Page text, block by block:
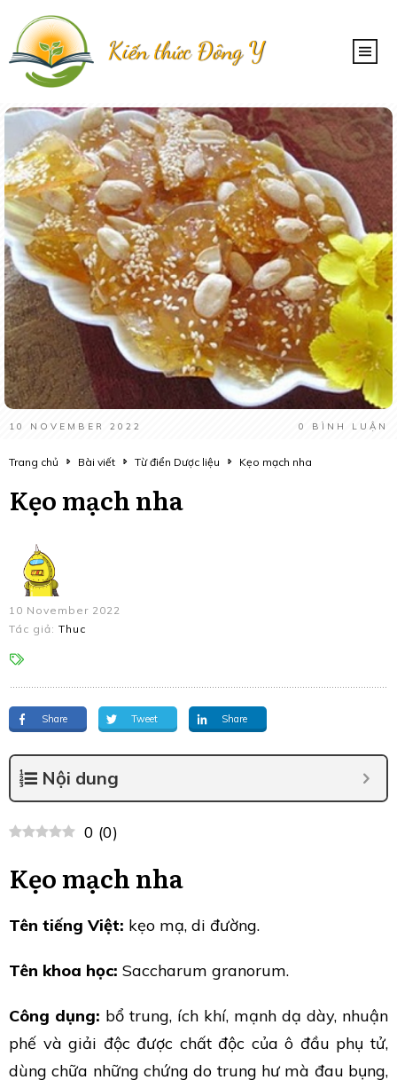
Kiến thức Đông Y
10 NOVEMBER 2022 0 BÌNH LUẬN
Trang chủ Bài viết Từ điển Dược liệu Kẹo mạch nha
Kẹo mạch nha
10 November 2022
Tác giả: Thuc
Share Tweet Share
Nội dung
0 (0)
Kẹo mạch nha
Tên tiếng Việt: kẹo mạ, di đường.
Tên khoa học: Saccharum granorum.
Công dụng: bổ trung, ích khí, mạnh dạ dày, nhuận
phế và giải độc được chất độc của ô đầu phụ tử,
dùng chữa những chứng do trung hư mà đau bụng,